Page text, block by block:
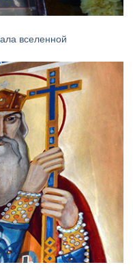
вселенной